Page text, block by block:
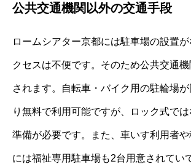
公共交通機関以外の交通手段
ロームシアター京都には駐車場の設置
クセスは不便です。そのため公共交通
されます。自転車・バイク用の駐輪場
り無料で利用可能ですが、ロック式で
準備が必要です。また、車いす利用者
には福祉専用駐車場も2台用意されてい